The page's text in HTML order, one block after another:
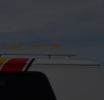
Lifestyle